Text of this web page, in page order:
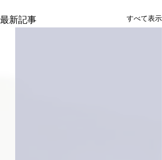
最新記事 すべて表示